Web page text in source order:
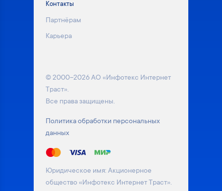
Контакты
Партнёрам
Карьера
© 2000–2026 АО «Инфотекс Интернет
Траст».
Все права защищены.
Политика обработки персональных
данных
Юридическое имя: Акционерное
общество «Инфотекс Интернет Траст».